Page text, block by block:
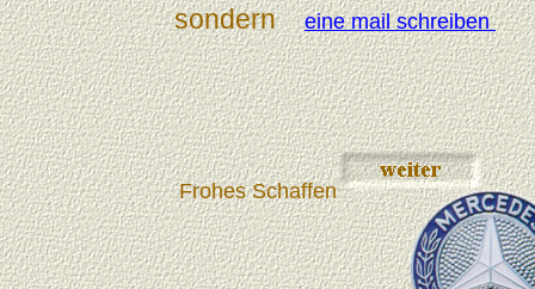
sonderneine mail schreiben
Frohes Schaffen